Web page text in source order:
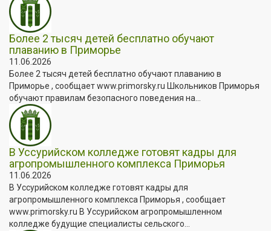
Более 2 тысяч детей бесплатно обучают
плаванию в Приморье
11.06.2026
Более 2 тысяч детей бесплатно обучают плаванию в
Приморье , сообщает www.primorsky.ru Школьников Приморья
обучают правилам безопасного поведения на...
В Уссурийском колледже готовят кадры для
агропромышленного комплекса Приморья
11.06.2026
В Уссурийском колледже готовят кадры для
агропромышленного комплекса Приморья , сообщает
www.primorsky.ru В Уссурийском агропромышленном
колледже будущие специалисты сельского...